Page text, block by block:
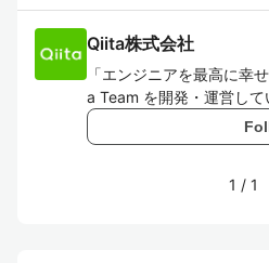
Qiita株式会社
「エンジニアを最高に幸
a Team を開発・運営して
1 / 1